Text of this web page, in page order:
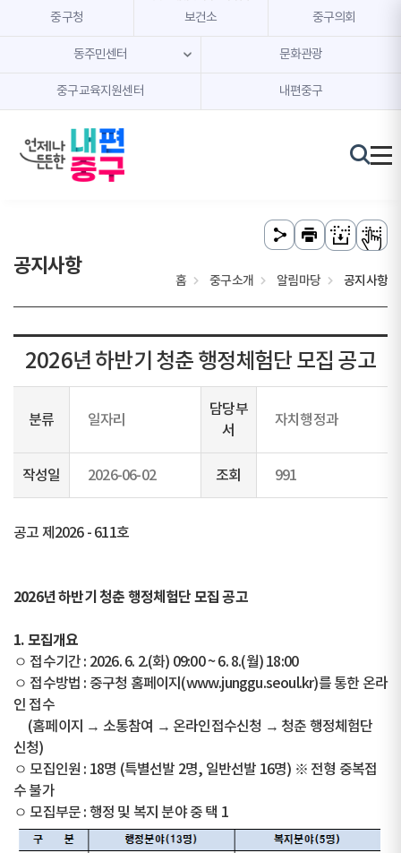
본문 내용 바로가기
주메뉴 바로가기
중구청 보건소 중구의회
동주민센터 문화관광
중구교육지원센터 내편중구
공지사항
홈 중구소개 알림마당 공지사항
2026년 하반기 청춘 행정체험단 모집 공고
분류 일자리
담당부
서
자치행정과
작성일 2026-06-02 조회 991
공고 제2026 - 611호
2026년 하반기 청춘 행정체험단 모집 공고
1. 모집개요
ㅇ 접수기간 : 2026. 6. 2.(화) 09:00 ~ 6. 8.(월) 18:00
ㅇ 접수방법 : 중구청 홈페이지(www.junggu.seoul.kr)를 통한 온라
인 접수
(홈페이지 → 소통참여 → 온라인접수신청 → 청춘 행정체험단
신청)
ㅇ 모집인원 : 18명 (특별선발 2명, 일반선발 16명) ※ 전형 중복접
수 불가
ㅇ 모집부문 : 행정 및 복지 분야 중 택 1